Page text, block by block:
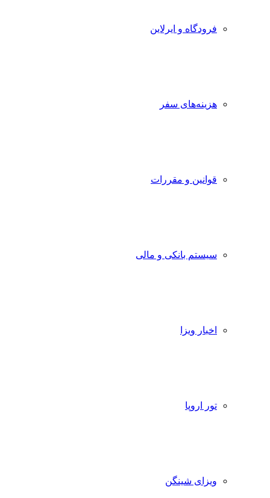
فرودگاه و ایرلاین
هزینه‌های سفر
قوانین و مقررات
سیستم بانکی و مالی
اخبار ویزا
تور اروپا
ویزای شینگن